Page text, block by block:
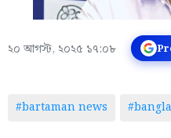
২০ আগস্ট, ২০২৫ ১৭:০৮
#bartaman news